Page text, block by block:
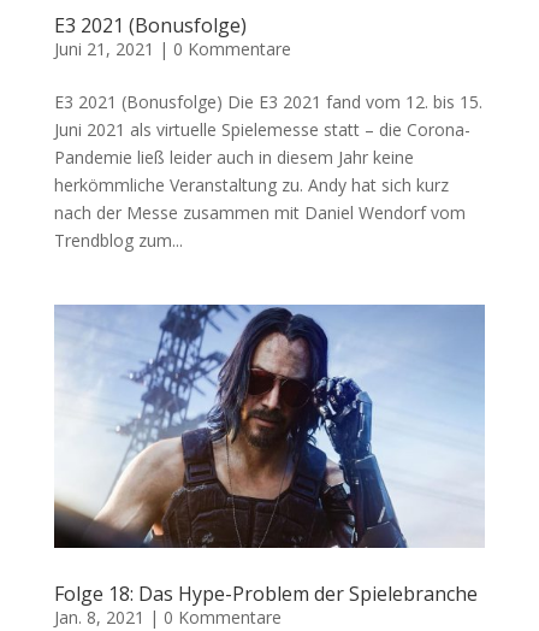
E3 2021 (Bonusfolge)
Juni 21, 2021 | 0 Kommentare
E3 2021 (Bonusfolge) Die E3 2021 fand vom 12. bis 15.
Juni 2021 als virtuelle Spielemesse statt – die Corona-
Pandemie ließ leider auch in diesem Jahr keine
herkömmliche Veranstaltung zu. Andy hat sich kurz
nach der Messe zusammen mit Daniel Wendorf vom
Trendblog zum...
Folge 18: Das Hype-Problem der Spielebranche
Jan. 8, 2021 | 0 Kommentare